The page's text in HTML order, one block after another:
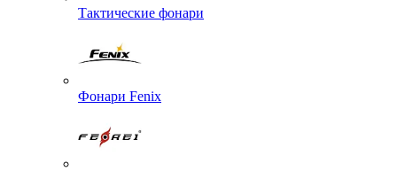
Тактические фонари
Фонари Fenix